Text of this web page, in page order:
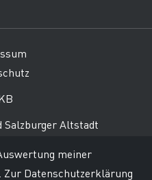
Altstadt
meiner
Zur Datenschutzerklärung